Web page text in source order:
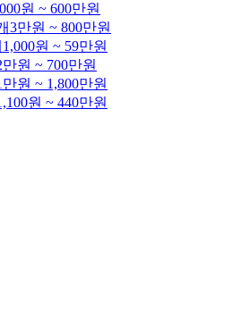
원 ~ 600만원
3만원 ~ 800만원
1,000원 ~ 59만원
만원 ~ 700만원
만원 ~ 1,800만원
원 ~ 440만원